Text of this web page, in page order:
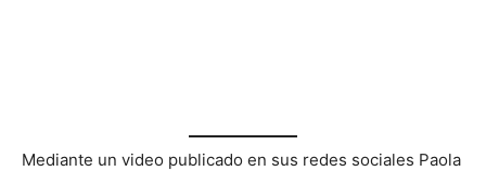
Mediante un video publicado en sus redes sociales Paola